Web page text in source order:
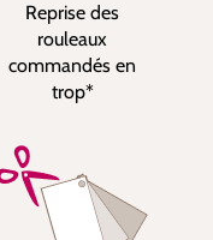
Reprise des
rouleaux
commandés en
trop*